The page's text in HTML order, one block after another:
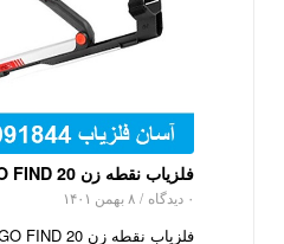
فلزیاب نقطه زن GO FIND 20
۰ دیدگاه / ۸ بهمن ۱۴۰۱